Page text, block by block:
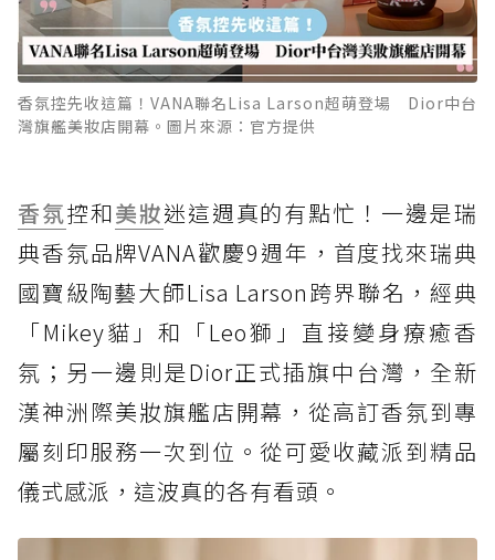
香氛控先收這篇！VANA聯名Lisa Larson超萌登場 Dior中台
灣旗艦美妝店開幕。圖片來源：官方提供
香氛控和美妝迷這週真的有點忙！一邊是瑞
典香氛品牌VANA歡慶9週年，首度找來瑞典
國寶級陶藝大師Lisa Larson跨界聯名，經典
「Mikey貓」和「Leo獅」直接變身療癒香
氛；另一邊則是Dior正式插旗中台灣，全新
漢神洲際美妝旗艦店開幕，從高訂香氛到專
屬刻印服務一次到位。從可愛收藏派到精品
儀式感派，這波真的各有看頭。